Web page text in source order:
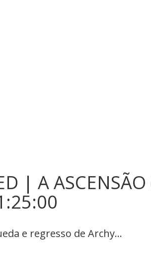
| A
e regresso de Archy...